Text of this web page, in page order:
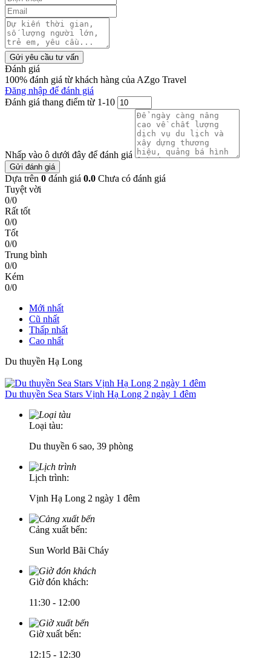
Gửi yêu cầu tư vấn
Đánh giá
100% đánh giá từ khách hàng của AZgo Travel
Đăng nhập để đánh giá
Đánh giá thang điểm từ 1-10
Nhấp vào ô dưới đây để đánh giá
Gửi đánh giá
Dựa trên 0 đánh giá 0.0 Chưa có đánh giá
Tuyệt vời
0/0
Rất tốt
0/0
Tốt
0/0
Trung bình
0/0
Kém
0/0
Mới nhất
Cũ nhất
Thấp nhất
Cao nhất
Du thuyền Hạ Long
Du thuyền Sea Stars Vịnh Hạ Long 2 ngày 1 đêm
Loại tàu:
Du thuyền 6 sao, 39 phòng
Lịch trình:
Vịnh Hạ Long 2 ngày 1 đêm
Cảng xuất bến:
Sun World Bãi Cháy
Giờ đón khách:
11:30 - 12:00
Giờ xuất bến:
12:15 - 12:30